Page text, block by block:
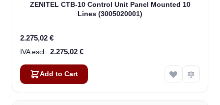
ZENITEL CTB-10 Control Unit Panel Mounted 10
Lines (3005020001)
2.275,02 €
2.275,02 €
Add to Cart